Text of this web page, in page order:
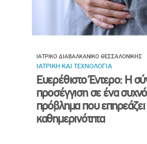
ΙΑΤΡΙΚΟ ΔΙΑΒΑΛΚΑΝΙΚΟ ΘΕΣΣΑΛΟΝΙΚΗΣ
ΙΑΤΡΙΚΗ ΚΑΙ ΤΕΧΝΟΛΟΓΙΑ
Ευερέθιστο Έντερο: Η
προσέγγιση σε ένα συχνό
πρόβλημα που επηρεάζει
καθημερινότητα